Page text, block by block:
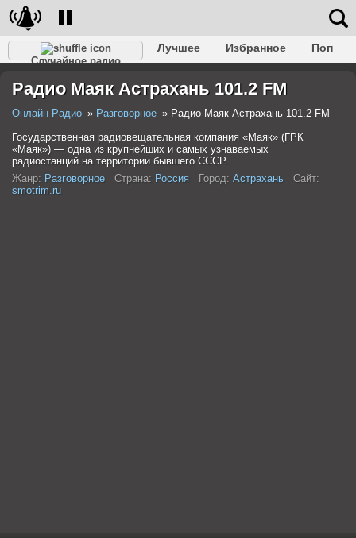
Случайное радио
Лучшее Избранное
Поп
Разговорное
Рэп Транс Дип-хаус
Фолк
Радио Маяк Астрахань 101.2 FM
Онлайн Радио Разговорное
Радио Маяк Астрахань 101.2 FM
Государственная радиовещательная компания «Маяк» (ГРК
«Маяк») — одна из крупнейших и самых узнаваемых
радиостанций на территории бывшего СССР.
Жанр: Разговорное Страна: Россия Город: Астрахань
Сайт:
smotrim.ru